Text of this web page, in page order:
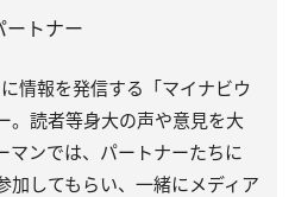
ートナー
情報を発信する「マイナビウ
。読者等身大の声や意見を大
マンでは、パートナーたちに
加してもらい、一緒にメディア